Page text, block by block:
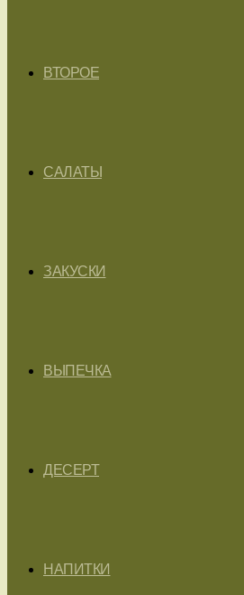
ВТОРОЕ
САЛАТЫ
ЗАКУСКИ
ВЫПЕЧКА
ДЕСЕРТ
НАПИТКИ